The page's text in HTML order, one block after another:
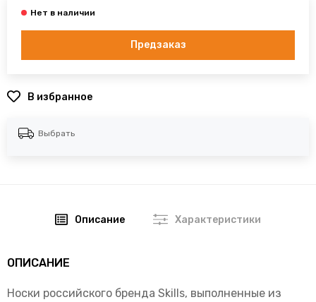
Предзаказ
В избранное
Выбрать
Описание Характеристики
ОПИСАНИЕ
Носки российского бренда Skills, выполненные из